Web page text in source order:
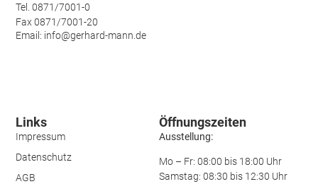
Öffnungszeiten
Ausstellung:
Mo – Fr: 08:00 bis 18:00 Uhr
Samstag: 08:30 bis 12:30 Uhr
Links
Impressum
Datenschutz
AGB
Tel.0871/7001-0
Fax 0871/7001-20
Email: info@gerhard-mann.de